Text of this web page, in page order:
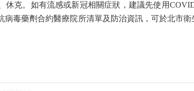
休克。如有流感或新冠相關症狀，建議先使用
病毒藥劑合約醫療院所清單及防治資訊，可於北市衛